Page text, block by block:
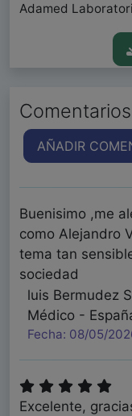
Adamed
AÑADIR
Buenisimo ,me
como Alejandro
tema tan
sociedad
luis Bermudez
Médico -
Fecha: 08/05/
Excelente,